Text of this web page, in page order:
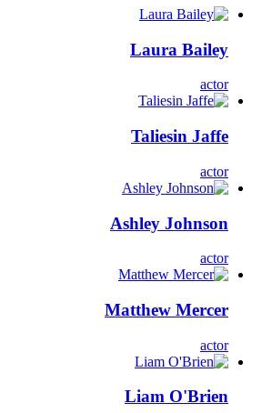
Laura Bailey
actor
Taliesin Jaffe
actor
Ashley Johnson
actor
Matthew Mercer
actor
Liam O'Brien